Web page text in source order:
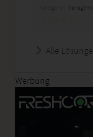
Alle
Werbung